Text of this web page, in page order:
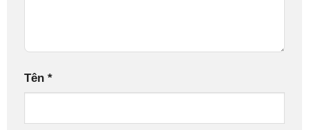
Tên *